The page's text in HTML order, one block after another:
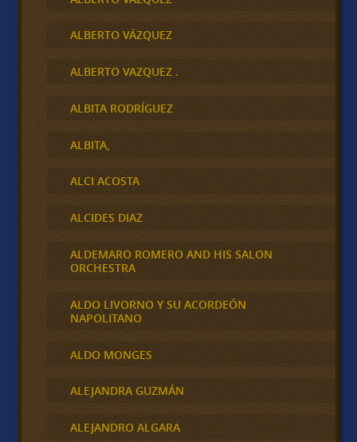
ALBERTO VÁZQUEZ
ALBERTO VAZQUEZ .
ALBITA RODRÍGUEZ
ALBITA,
ALCI ACOSTA
ALCIDES DIAZ
ALDEMARO ROMERO AND HIS SALON
ORCHESTRA
ALDO LIVORNO Y SU ACORDEÓN
NAPOLITANO
ALDO MONGES
ALEJANDRA GUZMÁN
ALEJANDRO ALGARA